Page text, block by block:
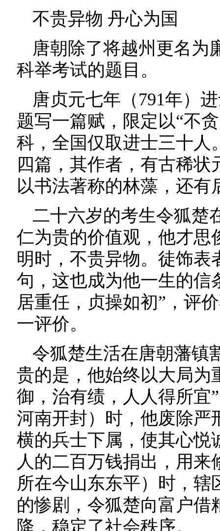
不贵异物 丹心为国
唐朝除了将越州更名为
科举考试的题目。
唐贞元七年（791年）
题写一篇赋，限定以“不
科，全国仅取进士三十人
四篇，其作者，有古稀
以书法著称的林藻，还
二十六岁的考生令狐楚
仁为贵的价值观，他才思
明时，不贵异物。徒饰表
句，这也成为他一生的信
居重任，贞操如初”，评
一评价。
令狐楚生活在唐朝藩镇
贵的是，他始终以大局为
御，治有绩，人人得所宜
河南开封）时，他废除严
横的兵士下属，使其心悦
人的二百万钱捐出，用
所在今山东东平）时，
的惨剧，令狐楚向富户
降，稳定了社会秩序。